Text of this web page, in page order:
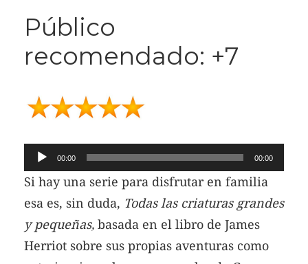
Público
recomendado: +7
Reproductor
de
00:00 00:00
Si hay una serie para disfrutar en familia
esa es, sin duda, Todas las criaturas grandes
y pequeñas, basada en el libro de James
Herriot sobre sus propias aventuras como